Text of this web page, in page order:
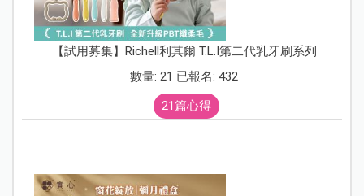
【試用募集】Richell利其爾 T.L.I第二代乳牙刷系列
數量: 21 已報名: 432
21篇心得